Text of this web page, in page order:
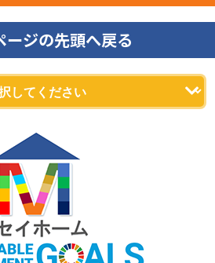
ージの先頭へ戻る